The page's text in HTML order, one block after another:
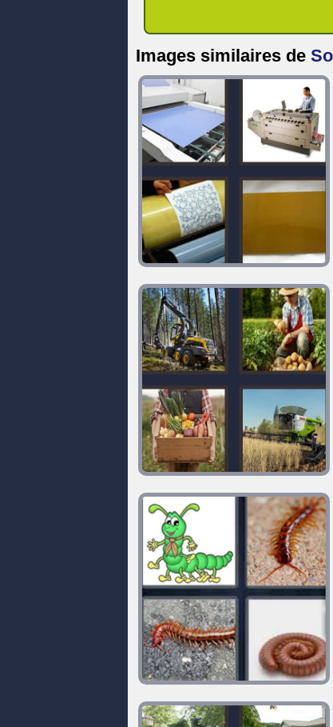
Images similaires de